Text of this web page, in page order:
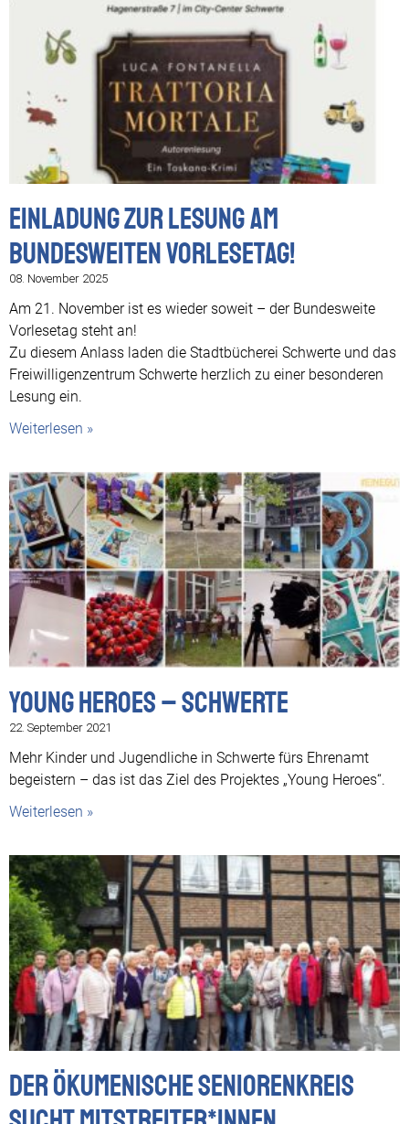
Einladung zur Lesung am
Bundesweiten Vorlesetag!
08. November 2025
Am 21. November ist es wieder soweit – der Bundesweite
Vorlesetag steht an!
Zu diesem Anlass laden die Stadtbücherei Schwerte und das
Freiwilligenzentrum Schwerte herzlich zu einer besonderen
Lesung ein.
Weiterlesen »
Young Heroes – Schwerte
22. September 2021
Mehr Kinder und Jugendliche in Schwerte fürs Ehrenamt
begeistern – das ist das Ziel des Projektes „Young Heroes“.
Weiterlesen »
Der Ökumenische Seniorenkreis